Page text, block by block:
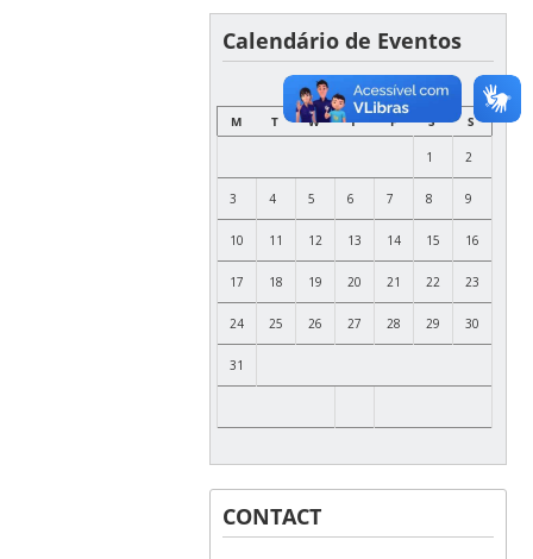
Calendário de Eventos
AUGUST
M
T W T F S S
1 2
3 4 5 6 7 8 9
10 11 12 13 14 15 16
17 18 19 20 21 22 23
24 25 26 27 28 29 30
31
CONTACT